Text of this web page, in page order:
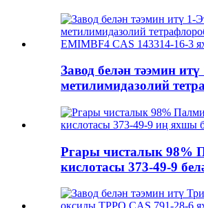
Завод белән тәэмин
метилимидазолий
Pгары чисталык 98%
кислотасы 373-49-9